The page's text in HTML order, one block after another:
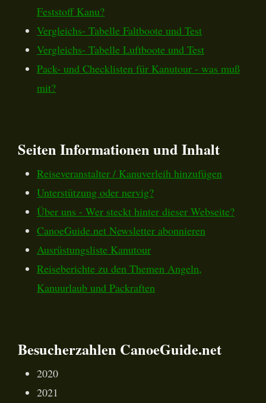
Feststoff Kanu?
Vergleichs- Tabelle Faltboote und Test
Vergleichs- Tabelle Luftboote und Test
Pack- und Checklisten für Kanutour - was muß
mit?
Seiten Informationen und Inhalt
Reiseveranstalter / Kanuverleih hinzufügen
Unterstützung oder nervig?
Über uns - Wer steckt hinter dieser Webseite?
CanoeGuide.net Newsletter abonnieren
Ausrüstungsliste Kanutour
Reiseberichte zu den Themen Angeln,
Kanuurlaub und Packraften
Besucherzahlen CanoeGuide.net
2020
2021